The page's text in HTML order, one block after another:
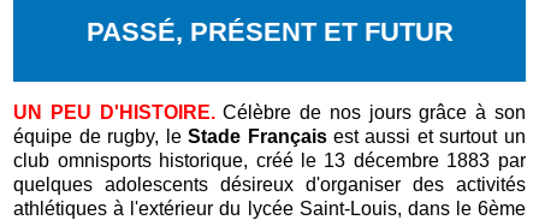
PASSÉ, PRÉSENT ET FUTUR
UN PEU D'HISTOIRE.Célèbre de nos jours grâce à son
équipe de rugby, leStade Françaisest aussi et surtout un
club omnisports historique, créé le 13 décembre 1883 par
quelques adolescents désireux d'organiser des activités
athlétiques à l'extérieur du lycée Saint-Louis, dans le 6ème